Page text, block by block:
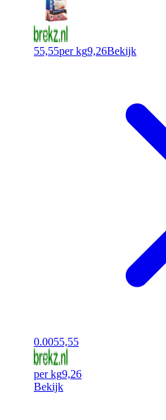
55,55per kg9,26Bekijk
0.0055,55
per kg9,26
Bekijk